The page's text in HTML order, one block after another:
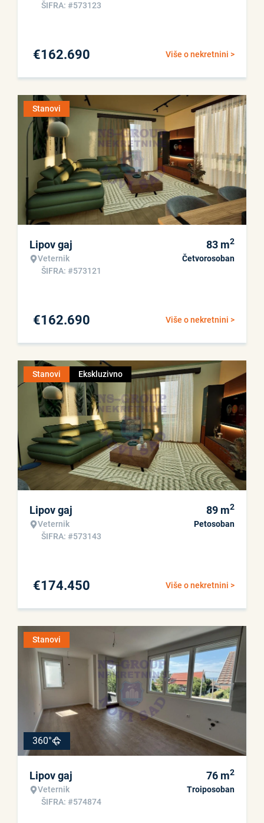
ŠIFRA: #573123
Više o nekretnini >
€162.690
Stanovi
Lipov gaj
Veternik
ŠIFRA: #573121
83 m2
Četvorosoban
Više o nekretnini >
€162.690
Stanovi Ekskluzivno
Lipov gaj
Veternik
ŠIFRA: #573143
89 m2
Petosoban
Više o nekretnini >
€174.450
Stanovi
360°
Lipov gaj
Veternik
ŠIFRA: #574874
76 m2
Troiposoban